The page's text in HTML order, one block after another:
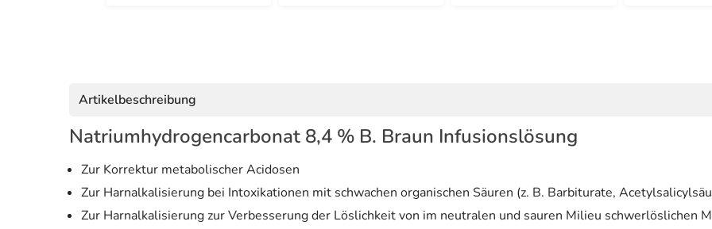
Artikelbeschreibung
Natriumhydrogencarbonat 8,4 % B. Braun Infusionslösung
Zur Korrektur metabolischer Acidosen
Zur Harnalkalisierung bei Intoxikationen mit schwachen organischen Säuren (z. B. Barbiturate,
Zur Harnalkalisierung zur Verbesserung der Löslichkeit von im neutralen und sauren Milieu schwerlöslichen